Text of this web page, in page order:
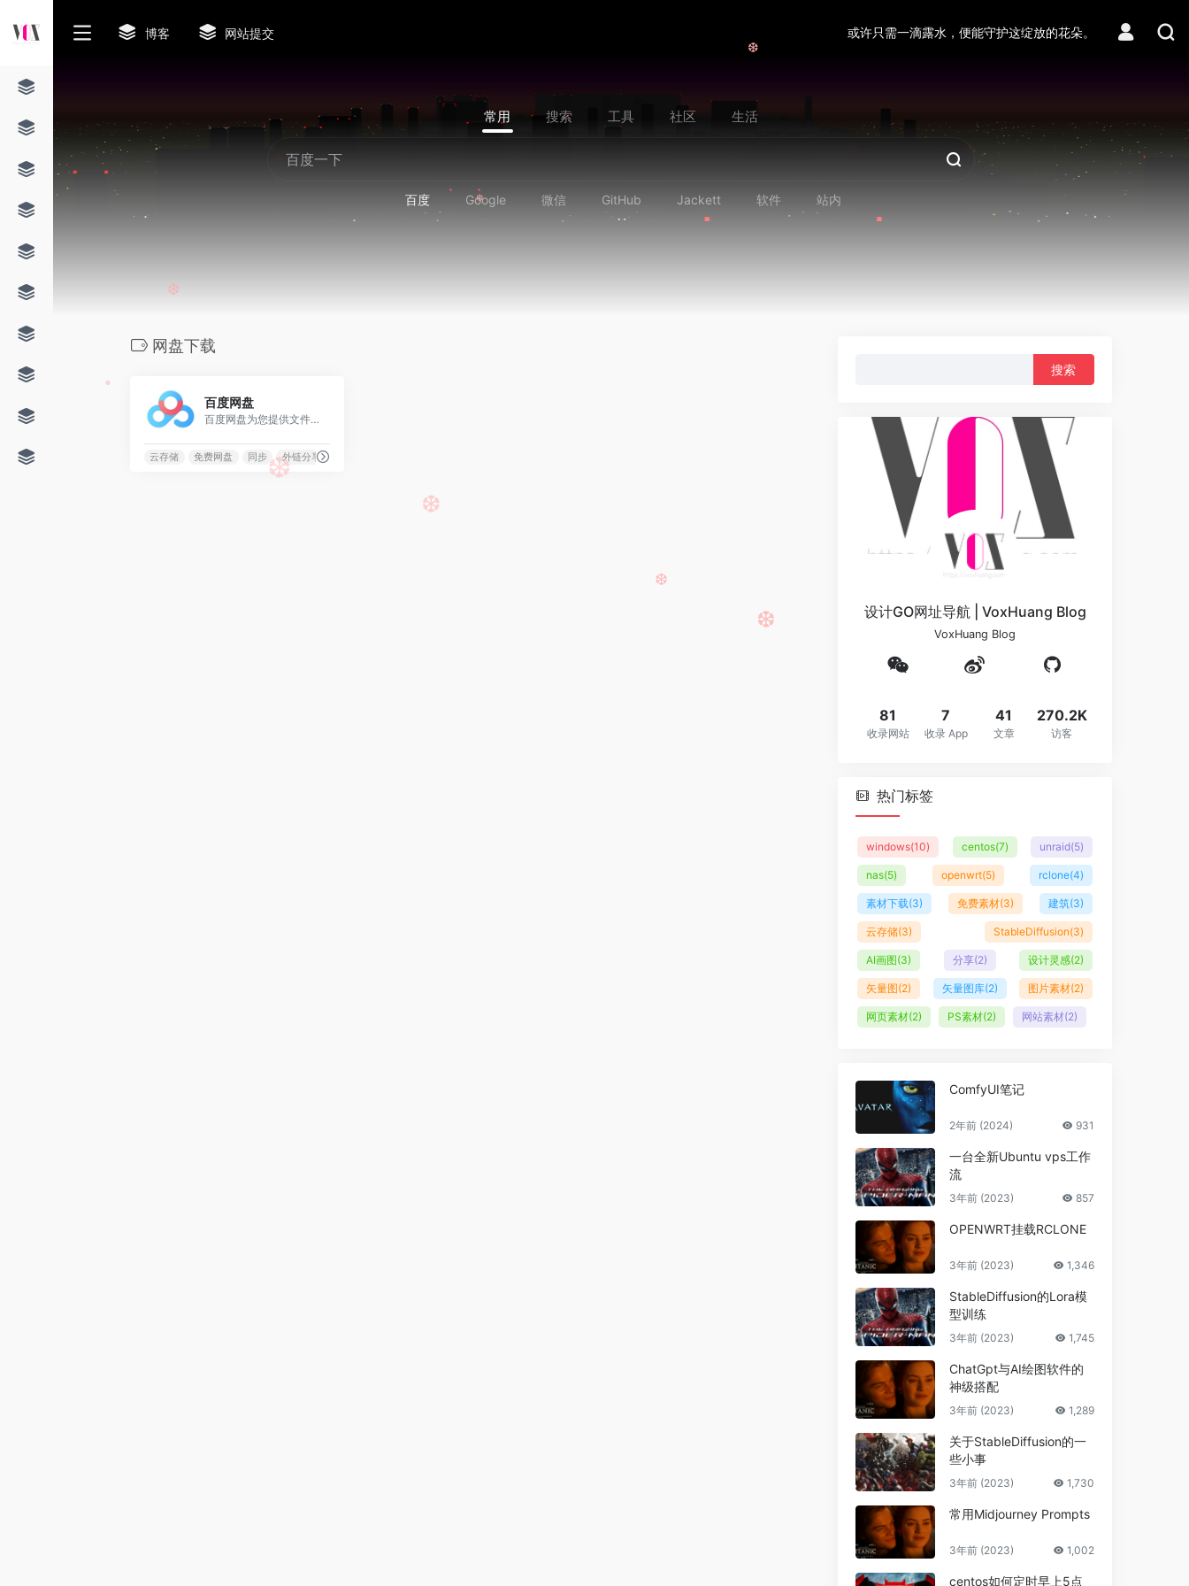
博客 网站提交 或许只需一滴露水，便能守护这绽放的花朵。
常用 搜索 工具 社区 生活
百度 Google 微信 GitHub Jackett 软件 站内
网盘下载
百度网盘
百度网盘为您提供文件的网络备份、同步和分享服务。空间大、速度快、安全稳固，支持教育网加速，支持手机端。现在注册即有机会享受15G的免费存储空间
云存储 免费网盘 同步 外链分享
设计GO网址导航 | VoxHuang Blog
VoxHuang Blog
81
收录网站
7
收录 App
41
文章
270.2K
访客
热门标签
windows(10) centos(7) unraid(5)
nas(5) openwrt(5) rclone(4)
素材下载(3) 免费素材(3) 建筑(3)
云存储(3) StableDiffusion(3)
AI画图(3) 分享(2) 设计灵感(2)
矢量图(2) 矢量图库(2) 图片素材(2)
网页素材(2) PS素材(2) 网站素材(2)
ComfyUI笔记
2年前 (2024) 931
一台全新Ubuntu vps工作
流
3年前 (2023) 857
OPENWRT挂载RCLONE
3年前 (2023) 1,346
StableDiffusion的Lora模
型训练
3年前 (2023) 1,745
ChatGpt与AI绘图软件的
神级搭配
3年前 (2023) 1,289
关于StableDiffusion的一
些小事
3年前 (2023) 1,730
常用Midjourney Prompts
3年前 (2023) 1,002
centos如何定时早上5点
❆
❆